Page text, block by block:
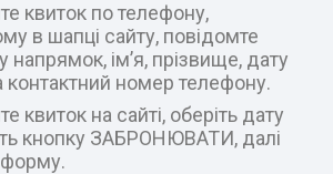
квиток по телефону,
в шапці сайту, повідомте
напрямок, ім’я, прізвище, дату
контактний номер телефону.
квиток на сайті, оберіть дату
кнопку ЗАБРОНЮВАТИ, далі
форму.